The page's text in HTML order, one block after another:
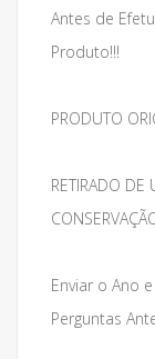
Antes de
Produto!!!
PRODUTO
RETIRADO
Enviar o Ano
Perguntas